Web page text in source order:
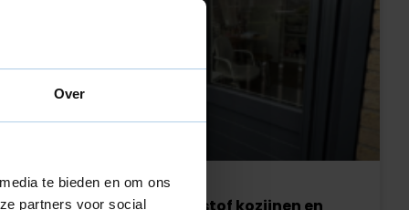
Over
te bieden en om ons
partners voor social